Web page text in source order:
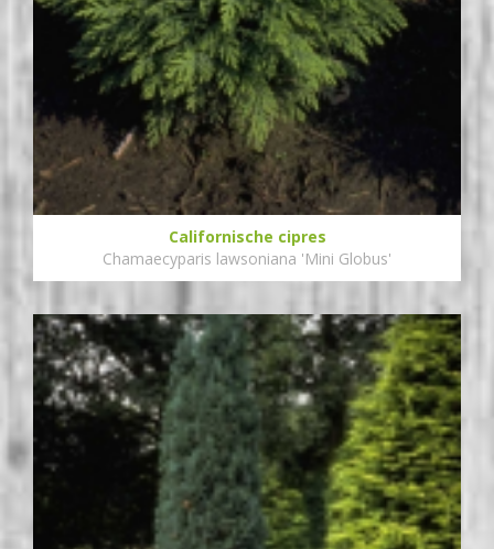
Californische cipres
Chamaecyparis lawsoniana 'Mini Globus'